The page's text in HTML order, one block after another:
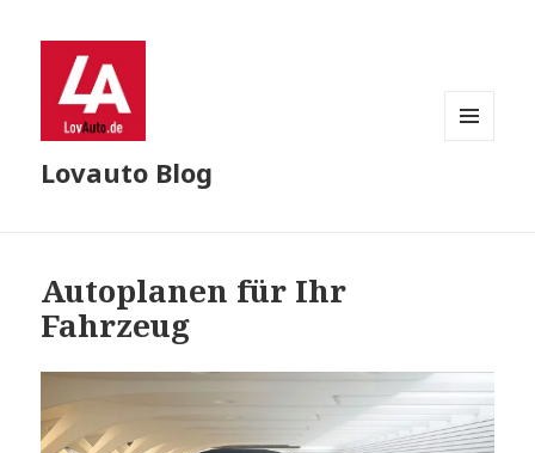
Lovauto Blog
Autoplanen für Ihr
Fahrzeug